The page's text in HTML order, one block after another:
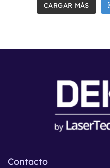
CARGAR MÁS
Contacto